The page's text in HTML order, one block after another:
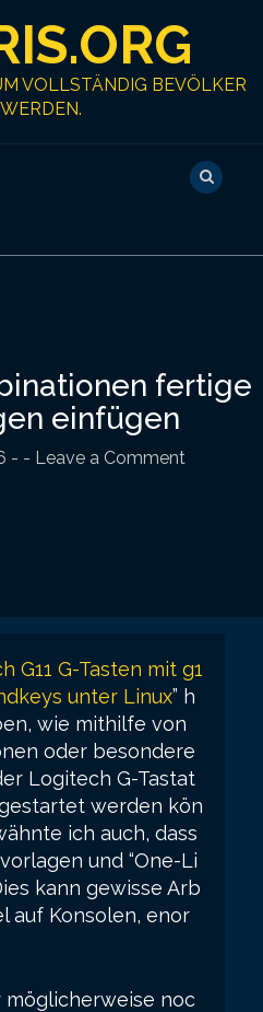
VOLLSTÄNDIG BEVÖLKER
fertige
einfügen
- - Leave a Comment
G11 G-Tasten mit g1
unter Linux” h
wie mithilfe von
oder besondere
Logitech G-Tastat
werden kön
ich auch, dass
und “One-Li
kann gewisse Arb
auf Konsolen, enor
möglicherweise noc